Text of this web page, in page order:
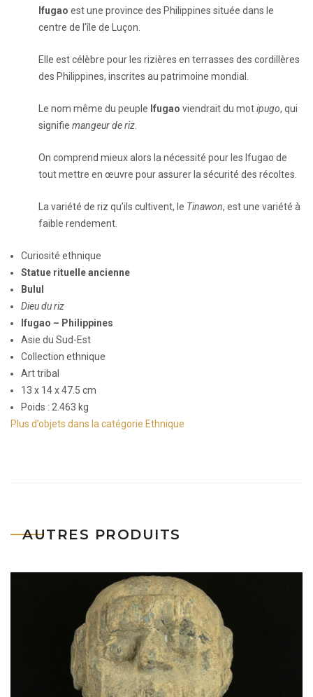
Ifugao est une province des Philippines située dans le
centre de l’île de Luçon.
Elle est célèbre pour les rizières en terrasses des cordillères
des Philippines, inscrites au patrimoine mondial.
Le nom même du peuple Ifugao viendrait du motipugo, qui
signifie mangeur de riz
On comprend mieux alors la nécessité pour les Ifugao de
tout mettre en œuvre pour assurer la sécurité des récoltes.
La variété de riz qu’ils cultivent, le Tinawon, est une variété à
faible rendement.
Curiosité ethnique
Statue rituelle ancienne
Bulul
Dieu du riz
Ifugao – Philippines
Asie du Sud-Est
Collection ethnique
Art tribal
13 x 14 x 47.5 cm
Poids : 2.463 kg
Plus d’objets dans la catégorie Ethnique
AUTRES PRODUITS